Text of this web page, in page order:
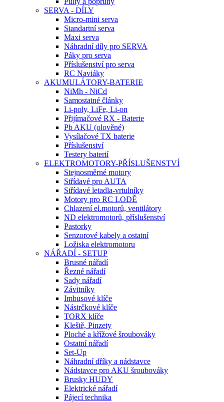
SERVA - DÍLY
Micro-mini serva
Standartní serva
Maxi serva
Náhradní díly pro SERVA
Páky pro serva
Příslušenství pro serva
RC Naviáky
AKUMULÁTORY-BATERIE
NiMh - NiCd
Samostatné články
Li-poly, LiFe, Li-on
Přijímačové RX - Baterie
Pb AKU (olověné)
Vysílačové TX baterie
Příslušenství
Testery baterií
ELEKTROMOTORY-PŘÍSLUŠENSTVÍ
Stejnosměrné motory
Střídavé pro AUTA
Střídavé letadla-vrtulníky
Motory pro RC LODĚ
Chlazení el.motorů, ventilátory
ND elektromotorů, příslušenství
Pastorky
Senzorové kabely a ostatní
Ložiska elektromotoru
NÁŘADÍ - SETUP
Brusné nářadí
Řezné nářadí
Sady nářadí
Závitníky
Imbusové klíče
Nástrčkové klíče
TORX klíče
Kleště, Pinzety
Ploché a křížové šroubováky
Ostatní nářadí
Set-Up
Náhradní dříky a nádstavce
Nádstavce pro AKU šroubováky
Brusky HUDY
Elektrické nářadí
Pájecí technika